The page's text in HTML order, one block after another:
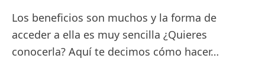
Los beneficios son muchos y la forma de
acceder a ella es muy sencilla ¿Quieres
conocerla? Aquí te decimos cómo hacer…